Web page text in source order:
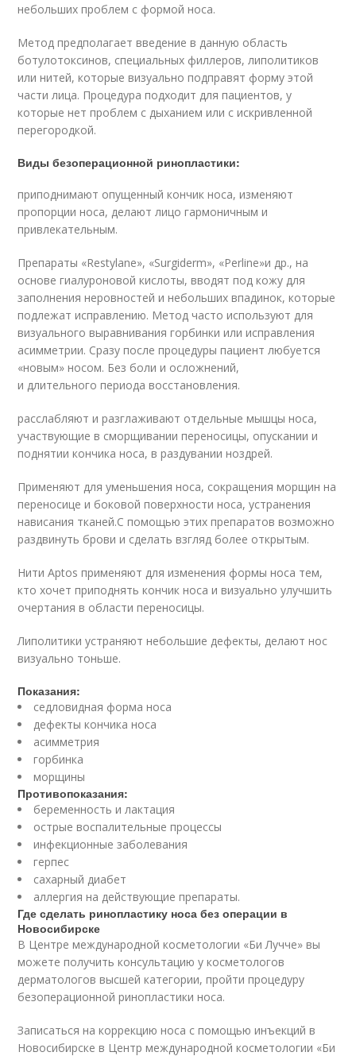
небольших проблем с формой носа.
Метод предполагает введение в данную область
ботулотоксинов, специальных филлеров, липолитиков
или нитей, которые визуально подправят форму этой
части лица. Процедура подходит для пациентов, у
которые нет проблем с дыханием или с искривленной
перегородкой.
Виды безоперационной ринопластики:
приподнимают опущенный кончик носа, изменяют
пропорции носа, делают лицо гармоничным и
привлекательным.
Препараты «Restylane», «Surgiderm», «Perline»и др., на
основе гиалуроновой кислоты, вводят под кожу для
заполнения неровностей и небольших впадинок, которые
подлежат исправлению. Метод часто используют для
визуального выравнивания горбинки или исправления
асимметрии. Сразу после процедуры пациент любуется
«новым» носом. Без боли и осложнений,
и длительного периода восстановления.
расслабляют и разглаживают отдельные мышцы носа,
участвующие в сморщивании переносицы, опускании и
поднятии кончика носа, в раздувании ноздрей.
Применяют для уменьшения носа, сокращения морщин на
переносице и боковой поверхности носа, устранения
нависания тканей.С помощью этих препаратов возможно
раздвинуть брови и сделать взгляд более открытым.
Нити Aptos применяют для изменения формы носа тем,
кто хочет приподнять кончик носа и визуально улучшить
очертания в области переносицы.
Липолитики устраняют небольшие дефекты, делают нос
визуально тоньше.
Показания:
седловидная форма носа
дефекты кончика носа
асимметрия
горбинка
морщины
Противопоказания:
беременность и лактация
острые воспалительные процессы
инфекционные заболевания
герпес
сахарный диабет
аллергия на действующие препараты.
Где сделать ринопластику носа без операции в
Новосибирске
В Центре международной косметологии «Би Лучче» вы
можете получить консультацию у косметологов
дерматологов высшей категории, пройти процедуру
безоперационной ринопластики носа.
Записаться на коррекцию носа с помощью инъекций в
Новосибирске в Центр международной косметологии «Би